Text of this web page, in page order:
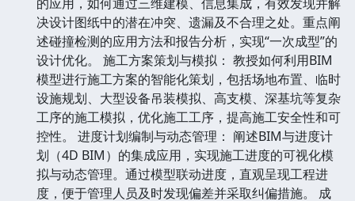
决设计图纸中的潜在冲突、遗漏及不合理之处。重点阐
述碰撞检测的应用方法和报告分析，实现“一次成型”的
设计优化。 施工方案策划与模拟： 教授如何利用BIM
模型进行施工方案的智能化策划，包括场地布置、临时
设施规划、大型设备吊装模拟、高支模、深基坑等复杂
工序的施工模拟，优化施工工序，提高施工安全性和可
控性。 进度计划编制与动态管理： 阐述BIM与进度计
划（4D BIM）的集成应用，实现施工进度的可视化模
拟与动态管理。通过模型联动进度，直观呈现工程进
度，便于管理人员及时发现偏差并采取纠偏措施。 成